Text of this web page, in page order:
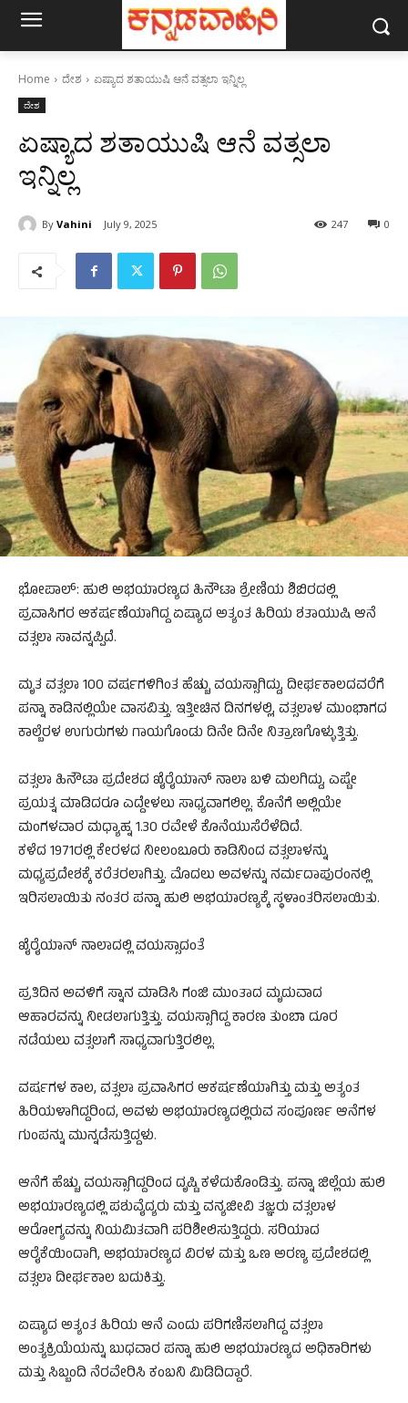
Home ದೇಶ ಏಷ್ಯಾದ ಶತಾಯುಷಿ ಆನೆ ವತ್ಸಲಾ ಇನ್ನಿಲ್ಲ
ದೇಶ
ಏಷ್ಯಾದ ಶತಾಯುಷಿ ಆನೆ ವತ್ಸಲಾ
ಇನ್ನಿಲ್ಲ
By Vahini July 9, 2025 0
247
ಭೋಪಾಲ್: ಹುಲಿ ಅಭಯಾರಣ್ಯದ ಹಿನೌಟಾ ಶ್ರೇಣಿಯ ಶಿಬಿರದಲ್ಲಿ
ಪ್ರವಾಸಿಗರ ಆಕರ್ಷಣೆಯಾಗಿದ್ದ ಏಷ್ಯಾದ ಅತ್ಯಂತ ಹಿರಿಯ ಶತಾಯುಷಿ ಆನೆ
ವತ್ಸಲಾ ಸಾವನ್ನಪ್ಪಿದೆ.
ಮೃತ ವತ್ಸಲಾ 100 ವರ್ಷಗಳಿಗಿಂತ ಹೆಚ್ಚು ವಯಸ್ಸಾಗಿದ್ದು, ದೀರ್ಘಕಾಲದವರೆಗೆ
ಪನ್ನಾ ಕಾಡಿನಲ್ಲಿಯೇ ವಾಸವಿತ್ತು. ಇತ್ತೀಚಿನ ದಿನಗಳಲ್ಲಿ, ವತ್ಸಲಾಳ ಮುಂಭಾಗದ
ಕಾಲ್ಬೆರಳ ಉಗುರುಗಳು ಗಾಯಗೊಂಡು ದಿನೇ ದಿನೇ ನಿತ್ರಾಣಗೊಳ್ಳುತ್ತಿತ್ತು.
ವತ್ಸಲಾ ಹಿನೌಟಾ ಪ್ರದೇಶದ ಖೈರೈಯಾನ್ ನಾಲಾ ಬಳಿ ಮಲಗಿದ್ದು, ಎಷ್ಟೇ
ಪ್ರಯತ್ನ ಮಾಡಿದರೂ ಎದ್ದೇಳಲು ಸಾಧ್ಯವಾಗಲಿಲ್ಲ. ಕೊನೆಗೆ ಅಲ್ಲಿಯೇ
ಮಂಗಳವಾರ ಮಧ್ಯಾಹ್ನ 1.30 ರವೇಳೆ ಕೊನೆಯುಸೆರೆಳೆದಿದೆ.
ಕಳೆದ 1971ರಲ್ಲಿ ಕೇರಳದ ನೀಲಂಬೂರು ಕಾಡಿನಿಂದ ವತ್ಸಲಾಳನ್ನು
ಮಧ್ಯಪ್ರದೇಶಕ್ಕೆ ಕರೆತರಲಾಗಿತ್ತು. ಮೊದಲು ಅವಳನ್ನು ನರ್ಮದಾಪುರಂನಲ್ಲಿ
ಇರಿಸಲಾಯಿತು ನಂತರ ಪನ್ನಾ ಹುಲಿ ಅಭಯಾರಣ್ಯಕ್ಕೆ ಸ್ಥಳಾಂತರಿಸಲಾಯಿತು.
ಖೈರೈಯಾನ್ ನಾಲಾದಲ್ಲಿ ವಯಸ್ಸಾದಂತೆ
ಪ್ರತಿದಿನ ಅವಳಿಗೆ ಸ್ನಾನ ಮಾಡಿಸಿ ಗಂಜಿ ಮುಂತಾದ ಮೃದುವಾದ
ಆಹಾರವನ್ನು ನೀಡಲಾಗುತ್ತಿತ್ತು. ವಯಸ್ಸಾಗಿದ್ದ ಕಾರಣ ತುಂಬಾ ದೂರ
ನಡೆಯಲು ವತ್ಸಲಾಗೆ ಸಾಧ್ಯವಾಗುತ್ತಿರಲಿಲ್ಲ.
ವರ್ಷಗಳ ಕಾಲ, ವತ್ಸಲಾ ಪ್ರವಾಸಿಗರ ಆಕರ್ಷಣೆಯಾಗಿತ್ತು ಮತ್ತು ಅತ್ಯಂತ
ಹಿರಿಯಳಾಗಿದ್ದರಿಂದ, ಅವಳು ಅಭಯಾರಣ್ಯದಲ್ಲಿರುವ ಸಂಪೂರ್ಣ ಆನೆಗಳ
ಗುಂಪನ್ನು ಮುನ್ನಡೆಸುತ್ತಿದ್ದಳು.
ಆನೆಗೆ ಹೆಚ್ಚು ವಯಸ್ಸಾಗಿದ್ದರಿಂದ ದೃಷ್ಟಿ ಕಳೆದುಕೊಂಡಿತ್ತು. ಪನ್ನಾ ಜಿಲ್ಲೆಯ ಹುಲಿ
ಅಭಯಾರಣ್ಯದಲ್ಲಿ ಪಶುವೈದ್ಯರು ಮತ್ತು ವನ್ಯಜೀವಿ ತಜ್ಞರು ವತ್ಸಲಾಳ
ಆರೋಗ್ಯವನ್ನು ನಿಯಮಿತವಾಗಿ ಪರಿಶೀಲಿಸುತ್ತಿದ್ದರು. ಸರಿಯಾದ
ಆರೈಕೆಯಿಂದಾಗಿ, ಅಭಯಾರಣ್ಯದ ವಿರಳ ಮತ್ತು ಒಣ ಅರಣ್ಯ ಪ್ರದೇಶದಲ್ಲಿ
ವತ್ಸಲಾ ದೀರ್ಘಕಾಲ ಬದುಕಿತ್ತು.
ಏಷ್ಯಾದ ಅತ್ಯಂತ ಹಿರಿಯ ಆನೆ ಎಂದು ಪರಿಗಣಿಸಲಾಗಿದ್ದ ವತ್ಸಲಾ
ಅಂತ್ಯಕ್ರಿಯೆಯನ್ನು ಬುಧವಾರ ಪನ್ನಾ ಹುಲಿ ಅಭಯಾರಣ್ಯದ ಅಧಿಕಾರಿಗಳು
ಮತ್ತು ಸಿಬ್ಬಂದಿ ನೆರವೇರಿಸಿ ಕಂಬನಿ ಮಿಡಿದಿದ್ದಾರೆ.